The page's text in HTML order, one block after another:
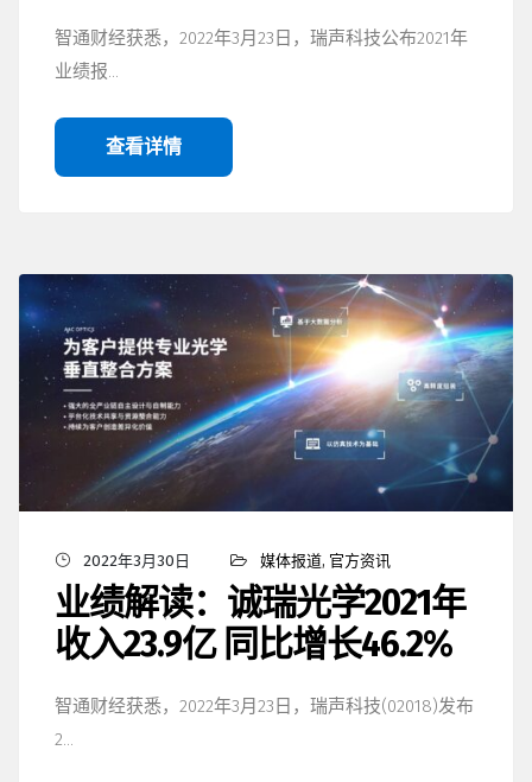
智通财经获悉，2022年3月23日，瑞声科技公布2021年
业绩报…
查看详情
2022年3月30日 媒体报道, 官方资讯
业绩解读：诚瑞光学2021年
收入23.9亿 同比增长46.2%
智通财经获悉，2022年3月23日，瑞声科技(02018)发布
2…